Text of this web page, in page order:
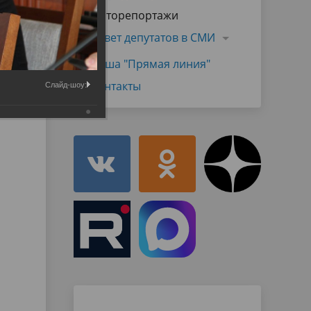
Муниципальная служба
Объявления
имущественного характера
Информационные материалы
Фоторепортажи
Совет депутатов в СМИ
Наша "Прямая линия"
Контакты
Слайд-шоу: